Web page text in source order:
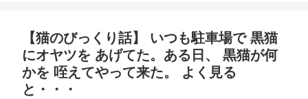
【猫のびっくり話】 いつも駐車場で 黒猫
にオヤツを あげてた。ある日、 黒猫が何
かを 咥えてやって来た。 よく見る
と・・・